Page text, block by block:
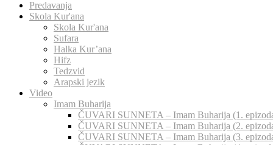
Predavanja
Skola Kur'ana
Skola Kur'ana
Sufara
Halka Kur’ana
Hifz
Tedzvid
Arapski jezik
Video
Imam Buharija
ČUVARI SUNNETA – Imam Buharija (1.
ČUVARI SUNNETA – Imam Buharija (2.
ČUVARI SUNNETA – Imam Buharija (3.